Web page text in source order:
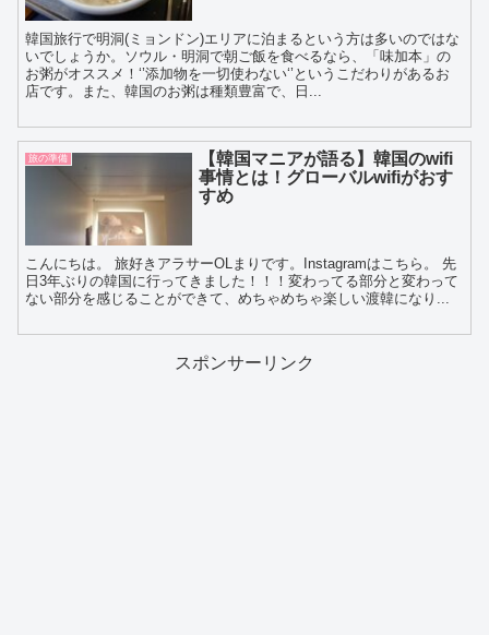
韓国旅行で明洞(ミョンドン)エリアに泊まるという方は多いのではな
いでしょうか。ソウル・明洞で朝ご飯を食べるなら、「味加本」の
お粥がオススメ！‘’添加物を一切使わない‘’というこだわりがあるお
店です。また、韓国のお粥は種類豊富で、日...
旅の準備
【韓国マニアが語る】韓国のwifi
事情とは！グローバルwifiがおす
すめ
こんにちは。 旅好きアラサーOLまりです。Instagramはこちら。 先
日3年ぶりの韓国に行ってきました！！！変わってる部分と変わって
ない部分を感じることができて、めちゃめちゃ楽しい渡韓になり...
スポンサーリンク